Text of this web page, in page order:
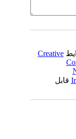
Creative
قابل